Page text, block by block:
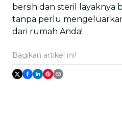
bersih dan steril layaknya
tanpa perlu
dari rumah Anda!
Bagikan artikel ini!